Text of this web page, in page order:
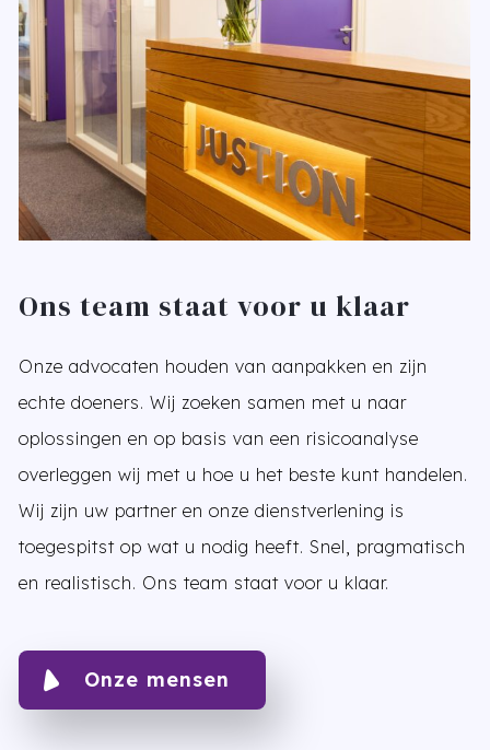
Ons team staat voor u klaar
Onze advocaten houden van aanpakken en zijn
echte doeners. Wij zoeken samen met u naar
oplossingen en op basis van een risicoanalyse
overleggen wij met u hoe u het beste kunt handelen.
Wij zijn uw partner en onze dienstverlening is
toegespitst op wat u nodig heeft. Snel, pragmatisch
en realistisch. Ons team staat voor u klaar.
Onze mensen